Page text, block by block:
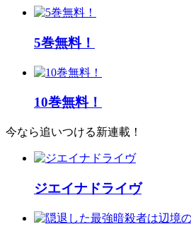
5巻無料！
10巻無料！
今なら追いつける新連載！
ジエイナドライヴ